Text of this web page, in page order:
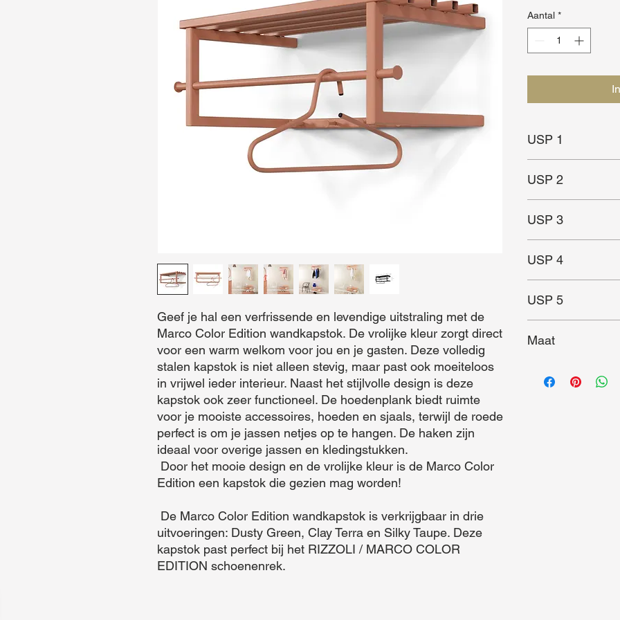
Geef je hal een verfrissende en levendige uitstraling met de
Marco Color Edition wandkapstok. De vrolijke kleur zorgt direct
voor een warm welkom voor jou en je gasten. Deze volledig
stalen kapstok is niet alleen stevig, maar past ook moeiteloos
in vrijwel ieder interieur. Naast het stijlvolle design is deze
kapstok ook zeer functioneel. De hoedenplank biedt ruimte
voor je mooiste accessoires, hoeden en sjaals, terwijl de roede
perfect is om je jassen netjes op te hangen. De haken zijn
ideaal voor overige jassen en kledingstukken.
Edition een kapstok die gezien mag worden!
uitvoeringen: Dusty Green, Clay Terra en Silky Taupe. Deze
kapstok past perfect bij het RIZZOLI / MARCO COLOR
EDITION schoenenrek.
Aantal *
USP 1
USP 2
Schoenenrek
USP 3
USP 4
USP 5
Maat